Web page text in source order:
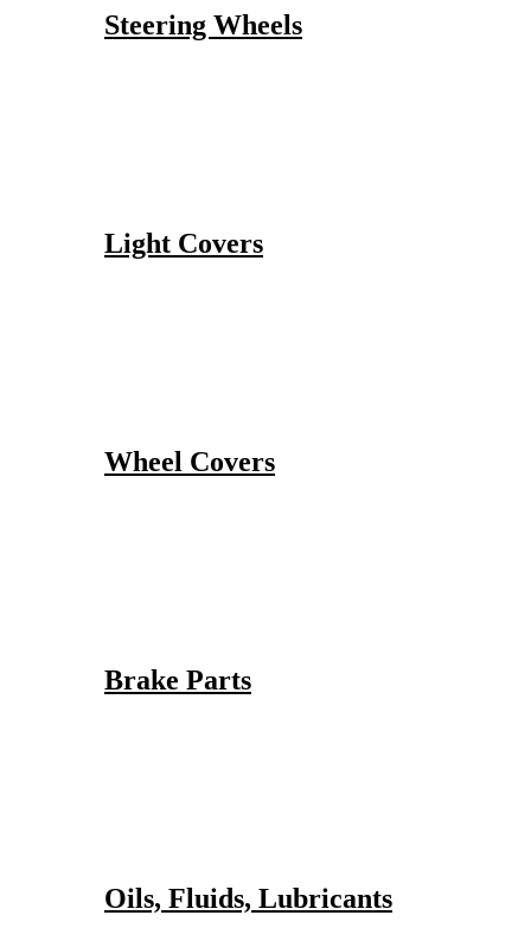
Steering Wheels
Light Covers
Wheel Covers
Brake Parts
Oils, Fluids, Lubricants